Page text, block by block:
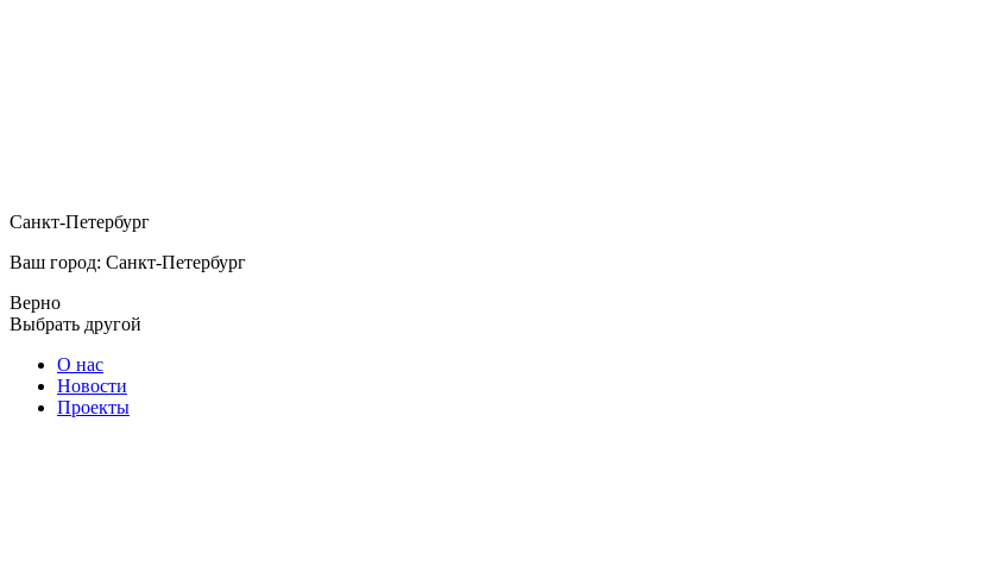
Санкт-Петербург
Ваш город: Санкт-Петербург
Верно
Выбрать другой
О нас
Новости
Проекты